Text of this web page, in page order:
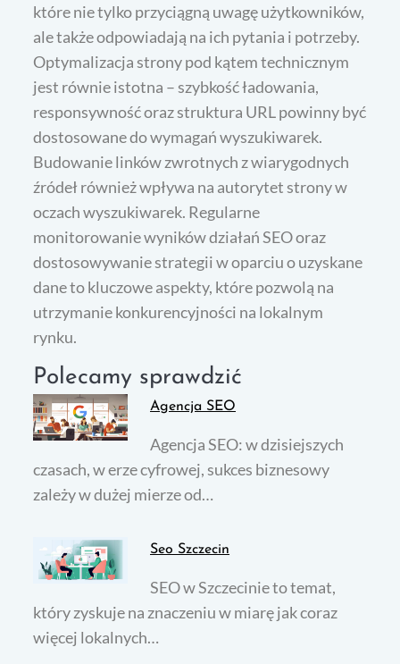
które nie tylko przyciągną uwagę użytkowników,
ale także odpowiadają na ich pytania i potrzeby.
Optymalizacja strony pod kątem technicznym
jest równie istotna – szybkość ładowania,
responsywność oraz struktura URL powinny być
dostosowane do wymagań wyszukiwarek.
Budowanie linków zwrotnych z wiarygodnych
źródeł również wpływa na autorytet strony w
oczach wyszukiwarek. Regularne
monitorowanie wyników działań SEO oraz
dostosowywanie strategii w oparciu o uzyskane
dane to kluczowe aspekty, które pozwolą na
utrzymanie konkurencyjności na lokalnym
rynku.
Polecamy sprawdzić
Agencja SEO
Agencja SEO: w dzisiejszych
czasach, w erze cyfrowej, sukces biznesowy
zależy w dużej mierze od…
Seo Szczecin
SEO w Szczecinie to temat,
który zyskuje na znaczeniu w miarę jak coraz
więcej lokalnych…